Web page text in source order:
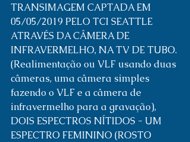
TRANSIMAGEM CAPTADA EM
05/05/2019 PELO TCI SEATTLE
ATRAVÉS DA CÂMERA DE
INFRAVERMELHO, NA TV DE TUBO.
(Realimentação ou VLF usando duas
câmeras, uma câmera simples
fazendo o VLF e a câmera de
infravermelho para a gravação),
DOIS ESPECTROS NÍTIDOS - UM
ESPECTRO FEMININO (ROSTO